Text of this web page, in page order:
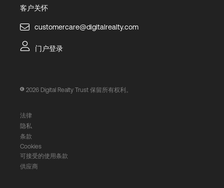
客户关怀
customercare@digitalrealty.com
门户登录
2026 Digital Realty Trust 保留所有权利。
法律
隐私
条款
Cookies
可接受的使用条款
供应商